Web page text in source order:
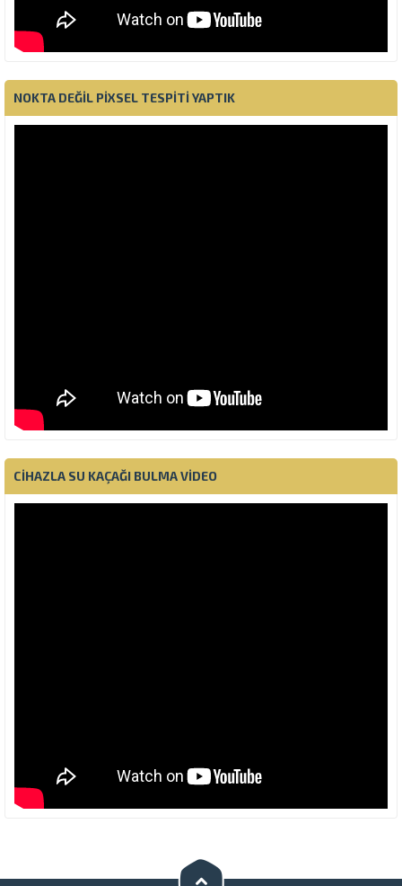
NOKTA DEĞIL PIXSEL TESPITI YAPTIK
CIHAZLA SU KAÇAĞI BULMA VIDEO